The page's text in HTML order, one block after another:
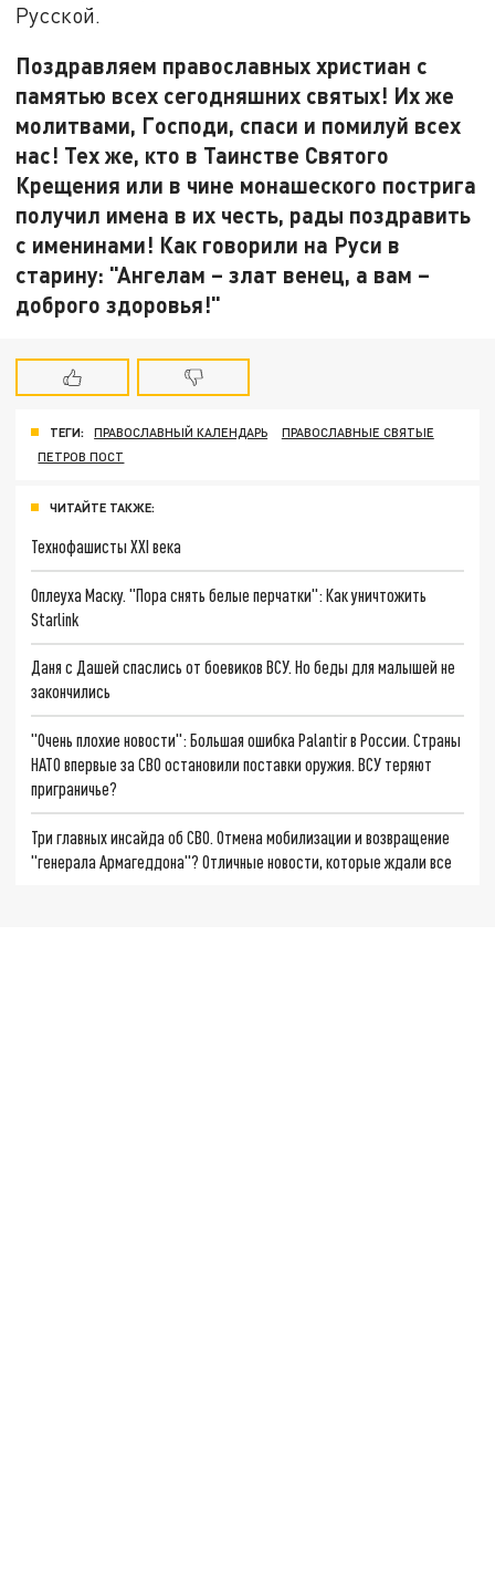
Русской.
Поздравляем православных христиан с
памятью всех сегодняшних святых! Их же
молитвами, Господи, спаси и помилуй всех
нас! Тех же, кто в Таинстве Святого
Крещения или в чине монашеского пострига
получил имена в их честь, рады поздравить
с именинами! Как говорили на Руси в
старину: "Ангелам – злат венец, а вам –
доброго здоровья!"
ТЕГИ: ПРАВОСЛАВНЫЙ КАЛЕНДАРЬ
ПРАВОСЛАВНЫЕ СВЯТЫЕ
ПЕТРОВ ПОСТ
ЧИТАЙТЕ ТАКЖЕ:
Технофашисты XXI века
Оплеуха Маску. "Пора снять белые перчатки": Как уничтожить
Starlink
Даня с Дашей спаслись от боевиков ВСУ. Но беды для малышей не
закончились
"Очень плохие новости": Большая ошибка Palantir в России. Страны
НАТО впервые за СВО остановили поставки оружия. ВСУ теряют
приграничье?
Три главных инсайда об СВО. Отмена мобилизации и возвращение
"генерала Армагеддона"? Отличные новости, которые ждали все